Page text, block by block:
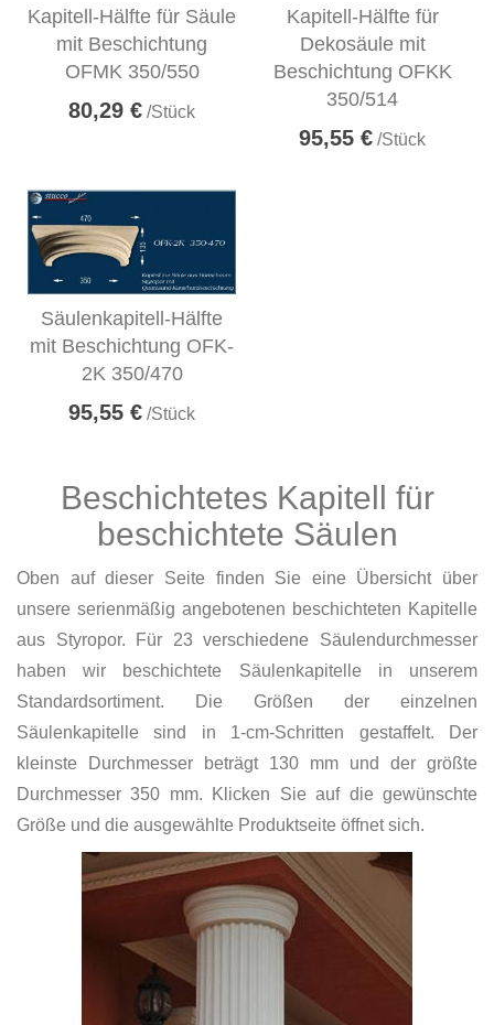
Kapitell-Hälfte für Säule
mit Beschichtung
OFMK 350/550
80,29 € /Stück
Kapitell-Hälfte für
Dekosäule mit
Beschichtung OFKK
350/514
95,55 € /Stück
Säulenkapitell-Hälfte
mit Beschichtung OFK-
2K 350/470
95,55 € /Stück
Beschichtetes Kapitell für
beschichtete Säulen
Oben auf dieser Seite finden Sie eine Übersicht über
unsere serienmäßig angebotenen beschichteten Kapitelle
aus Styropor. Für 23 verschiedene Säulendurchmesser
haben wir beschichtete Säulenkapitelle in unserem
Standardsortiment. Die Größen der einzelnen
Säulenkapitelle sind in 1-cm-Schritten gestaffelt. Der
kleinste Durchmesser beträgt 130 mm und der größte
Durchmesser 350 mm. Klicken Sie auf die gewünschte
Größe und die ausgewählte Produktseite öffnet sich.